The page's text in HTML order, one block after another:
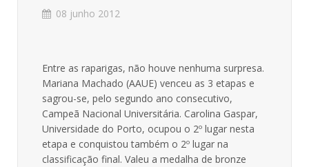
08 junho 2012
Entre as raparigas, não houve nenhuma surpresa.
Mariana Machado (AAUE) venceu as 3 etapas e
sagrou-se, pelo segundo ano consecutivo,
Campeã Nacional Universitária. Carolina Gaspar,
Universidade do Porto, ocupou o 2º lugar nesta
etapa e conquistou também o 2º lugar na
classificação final. Valeu a medalha de bronze